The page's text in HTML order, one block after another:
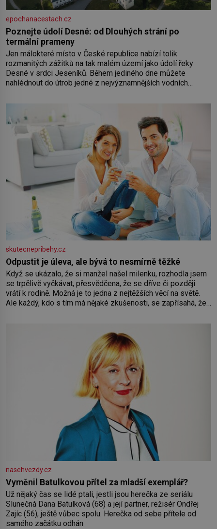
epochanacestach.cz
Poznejte údolí Desné: od Dlouhých strání po
termální prameny
Jen málokteré místo v České republice nabízí tolik
rozmanitých zážitků na tak malém území jako údolí řeky
Desné v srdci Jeseníků. Během jediného dne můžete
nahlédnout do útrob jedné z nejvýznamnějších vodních
koloběžce a den zakončit poznáváním památek ve Velkých
skutecnepribehy.cz
Odpustit je úleva, ale bývá to nesmírně těžké
Když se ukázalo, že si manžel našel milenku, rozhodla jsem
se trpělivě vyčkávat, přesvědčena, že se dříve či později
vrátí k rodině. Možná je to jedna z nejtěžších věcí na světě.
Ale každý, kdo s tím má nějaké zkušenosti, se zapřísahá, že
nasehvezdy.cz
Vyměnil Batulkovou přítel za mladší exemplář?
Už nějaký čas se lidé ptali, jestli jsou herečka ze seriálu
Slunečná Dana Batulková (68) a její partner, režisér Ondřej
Zajíc (56), ještě vůbec spolu. Herečka od sebe přítele od
samého začátku odhán